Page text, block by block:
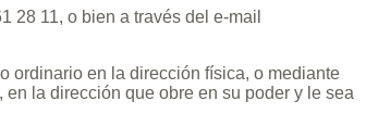
28 11, o bien a través del e-mail
ordinario en la dirección física, o mediante
la dirección que obre en su poder y le sea